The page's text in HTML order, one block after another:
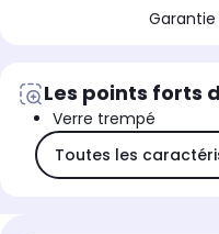
Garantie
Les points forts
Verre trempé
Toutes les